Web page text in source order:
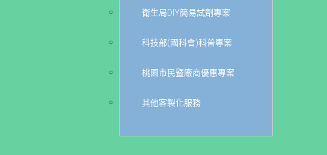
衛生局DIY簡易試劑專案
科技部(國科會)科普專案
桃園市民暨廠商優惠專案
其他客製化服務